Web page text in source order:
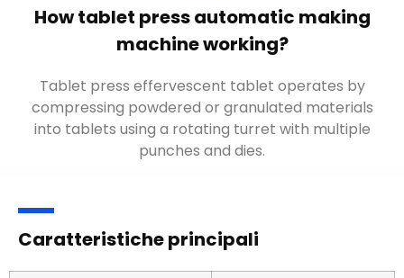
How tablet press automatic making
machine working?
Tablet press effervescent tablet operates by
compressing powdered or granulated materials
into tablets using a rotating turret with multiple
punches and dies.
Caratteristiche principali